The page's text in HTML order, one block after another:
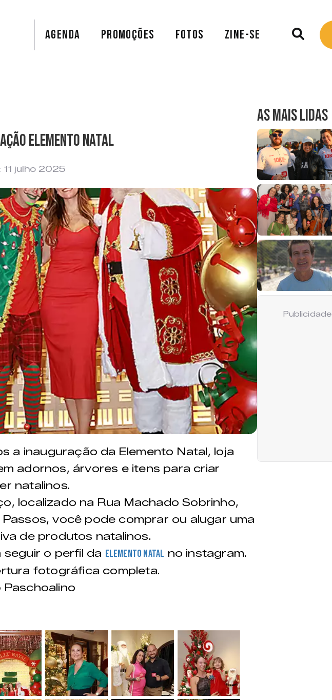
AGENDA PROMOÇÕES FOTOS ZINE-SE
Elemento Natal
11 julho 2025
a inauguração da Elemento Natal, loja
adornos, árvores e itens para criar
natalinos.
localizado na Rua Machado Sobrinho,
você pode comprar ou alugar uma
de produtos natalinos.
o perfil da Elemento Natal no instagram.
fotográfica completa.
&nbsp; &nbsp; &nbsp;
AS MAIS LIDAS
Publicidade